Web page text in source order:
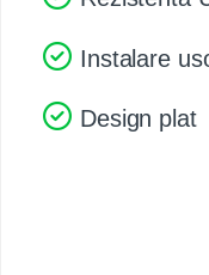
Instalare
Design plat